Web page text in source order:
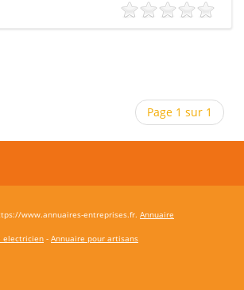
Page 1 sur 1
www.annuaires-entreprises.fr. Annuaire
electricien - Annuaire pour artisans